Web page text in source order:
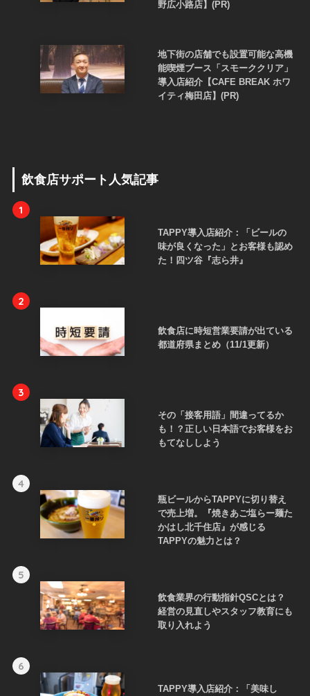
野広小路店】(PR)
地下街の店舗でも設置可能な高機
能喫煙ブース「スモーククリア」
導入店紹介【CAFE BREAK ホワ
イティ梅田店】(PR)
飲食店サポート人気記事
1
TAPPY導入店紹介：「ビールの
味が良くなった」とお客様も認め
た！四ツ谷『志ら井』
2
飲食店に時短営業要請が出ている
都道府県まとめ（11/1更新）
3
その「接客用語」間違ってるか
も！？正しい日本語でお客様をお
もてなししよう
4
瓶ビールからTAPPYに切り替え
で売上増。『焼きあご塩らー麺た
かはし北千住店』が感じる
TAPPYの魅力とは？
5
飲食業界の行動指針QSCとは？
経営の見直しやスタッフ教育にも
取り入れよう
6
TAPPY導入店紹介：「美味し